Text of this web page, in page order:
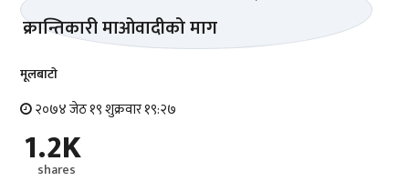
मूलबाटाे
२०७४ जेठ १९ शुक्रवार १९:२७
1.2K
shares